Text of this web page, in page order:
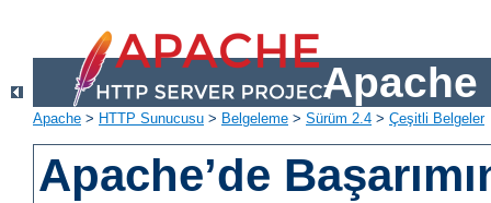
Apache
Apache > HTTP Sunucusu > Belgeleme > Sürüm 2.4 > Çeşitli Belgeler
Apache’de